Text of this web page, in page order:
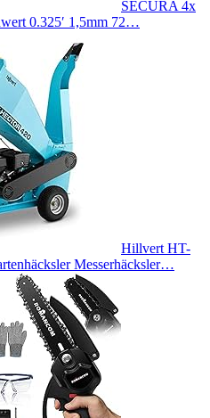
SECURA 4x
0.325′ 1,5mm 72…
Hillvert HT-
Messerhäcksler…